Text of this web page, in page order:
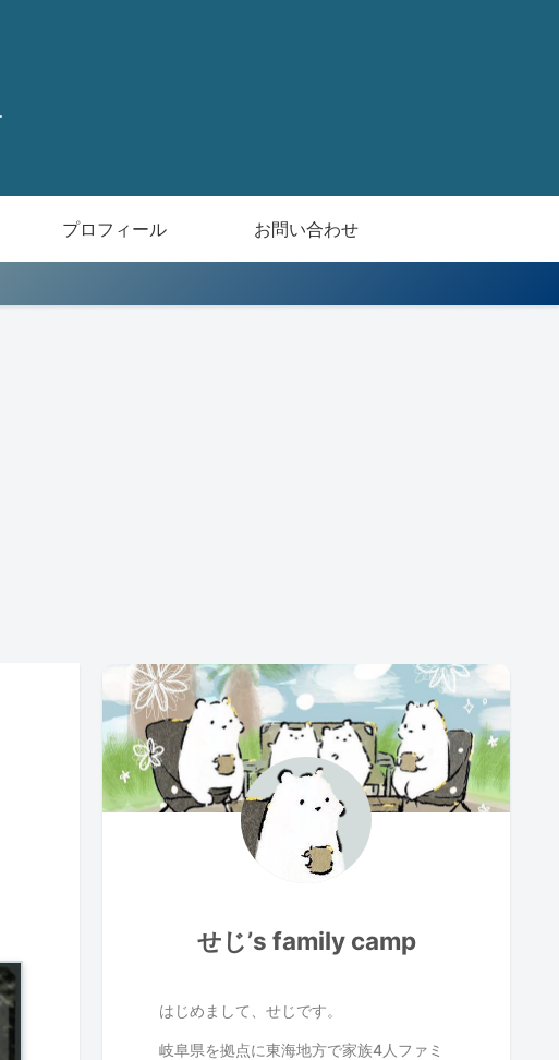
プロフィール お問い合わせ
せじ’s family camp
はじめまして、せじです。
岐阜県を拠点に東海地方で家族4人ファミ